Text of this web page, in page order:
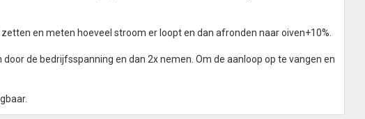
en meten hoeveel stroom er loopt en dan afronden naar oiven+10%.
de bedrijfsspanning en dan 2x nemen. Om de aanloop op te vangen en